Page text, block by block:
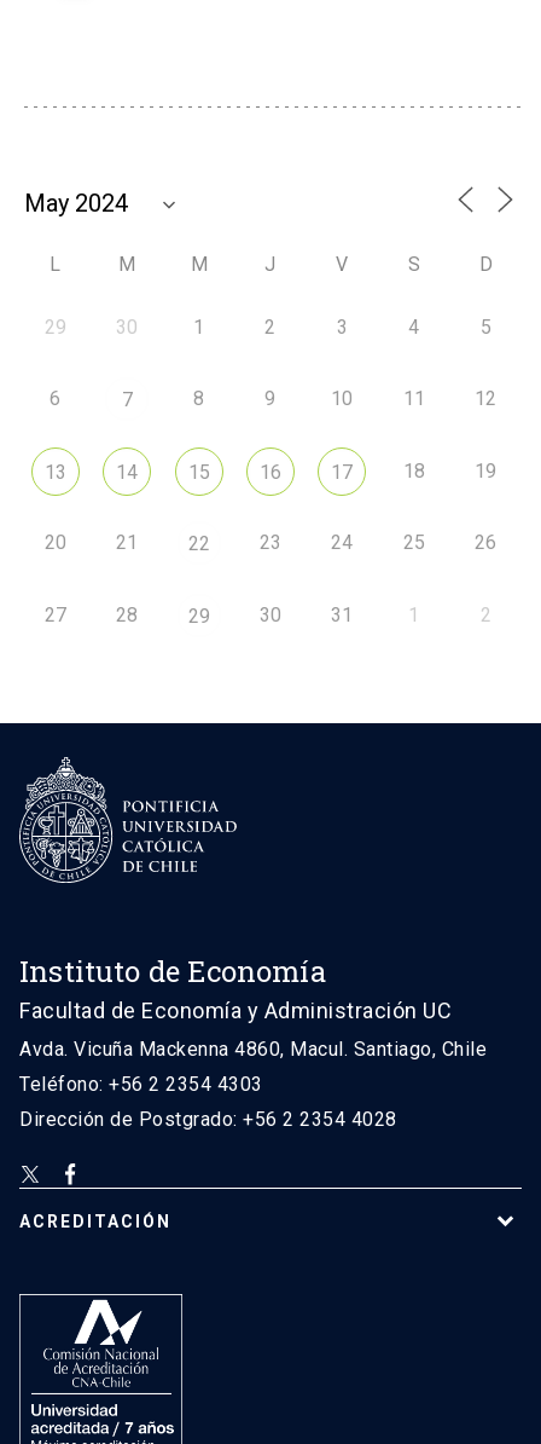
L M M J V S D
29 30 1 2 3 4 5
6 7 8 9 10 11 12
13 14 15 16 17 18 19
20 21 22 23 24 25 26
27 28 29 30 31 1 2
Instituto de Economía
Facultad de Economía y Administración UC
Avda. Vicuña Mackenna 4860, Macul. Santiago, Chile
Teléfono: +56 2 2354 4303
Dirección de Postgrado: +56 2 2354 4028
ACREDITACIÓN